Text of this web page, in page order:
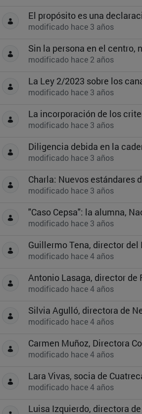
modificado hace 3 años
Sin la persona en el centro,
modificado hace 2 años
La Ley 2/2023 sobre los
modificado hace 3 años
La incorporación de los
modificado hace 3 años
Diligencia debida en la
modificado hace 3 años
Charla: Nuevos estándares
modificado hace 3 años
modificado hace 3 años
modificado hace 4 años
modificado hace 4 años
Silvia Agulló, directora de
modificado hace 4 años
modificado hace 4 años
modificado hace 4 años